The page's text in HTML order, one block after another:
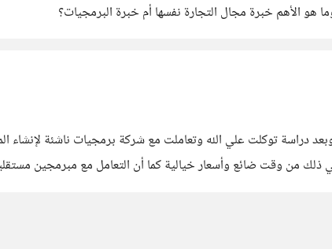
هو الأهم خبرة مجال التجارة نفسها أم خبرة البرمجيات؟
دراسة توكلت علي الله وتعاملت مع شركة برمجيات ناشئة لإنشاء
من وقت ضائع وأسعار خيالية كما أن التعامل مع مبرمجين